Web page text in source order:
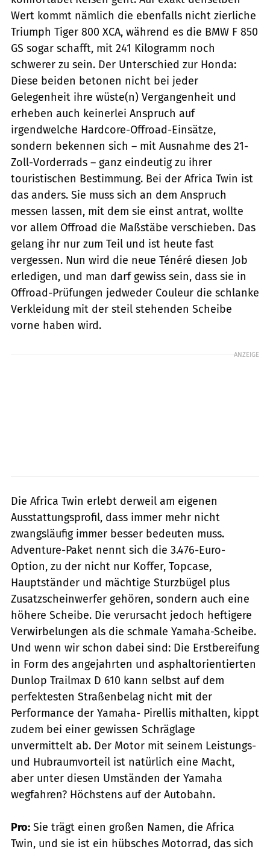
Wert kommt nämlich die ebenfalls nicht zierliche
Triumph Tiger 800 XCA, während es die BMW F 850
GS sogar schafft, mit 241 Kilogramm noch
schwerer zu sein. Der Unterschied zur Honda:
Diese beiden betonen nicht bei jeder
Gelegenheit ihre wüste(n) Vergangenheit und
erheben auch keinerlei Anspruch auf
irgendwelche Hardcore-Offroad-Einsätze,
sondern bekennen sich – mit Ausnahme des 21-
Zoll-Vorderrads – ganz eindeutig zu ihrer
touristischen Bestimmung. Bei der Africa Twin ist
das anders. Sie muss sich an dem Anspruch
messen lassen, mit dem sie einst antrat, wollte
vor allem Offroad die Maßstäbe verschieben. Das
gelang ihr nur zum Teil und ist heute fast
vergessen. Nun wird die neue Ténéré diesen Job
erledigen, und man darf gewiss sein, dass sie in
Offroad-Prüfungen jedweder Couleur die schlanke
Verkleidung mit der steil stehenden Scheibe
vorne haben wird.
ANZEIGE
Die Africa Twin erlebt derweil am eigenen
Ausstattungsprofil, dass immer mehr nicht
zwangsläufig immer besser bedeuten muss.
Adventure-Paket nennt sich die 3.476-Euro-
Option, zu der nicht nur Koffer, Topcase,
Hauptständer und mächtige Sturzbügel plus
Zusatzscheinwerfer gehören, sondern auch eine
höhere Scheibe. Die verursacht jedoch heftigere
Verwirbelungen als die schmale Yamaha-Scheibe.
Und wenn wir schon dabei sind: Die Erstbereifung
in Form des angejahrten und asphaltorientierten
Dunlop Trailmax D 610 kann selbst auf dem
perfektesten Straßenbelag nicht mit der
Performance der Yamaha- Pirellis mithalten, kippt
zudem bei einer gewissen Schräglage
unvermittelt ab. Der Motor mit seinem Leistungs-
und Hubraumvorteil ist natürlich eine Macht,
aber unter diesen Umständen der Yamaha
wegfahren? Höchstens auf der Autobahn.
Pro: Sie trägt einen großen Namen, die Africa
Twin, und sie ist ein hübsches Motorrad, das sich